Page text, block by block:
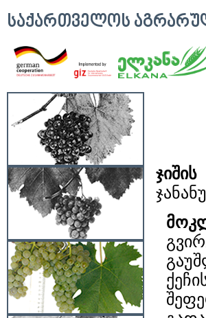
ᲡᲐᲥᲐᲠᲗᲕᲔᲚᲝᲡ